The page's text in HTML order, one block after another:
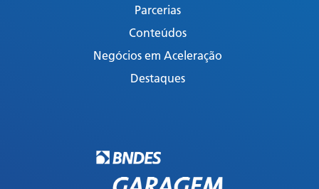
Parcerias
Conteúdos
Negócios em Aceleração
Destaques